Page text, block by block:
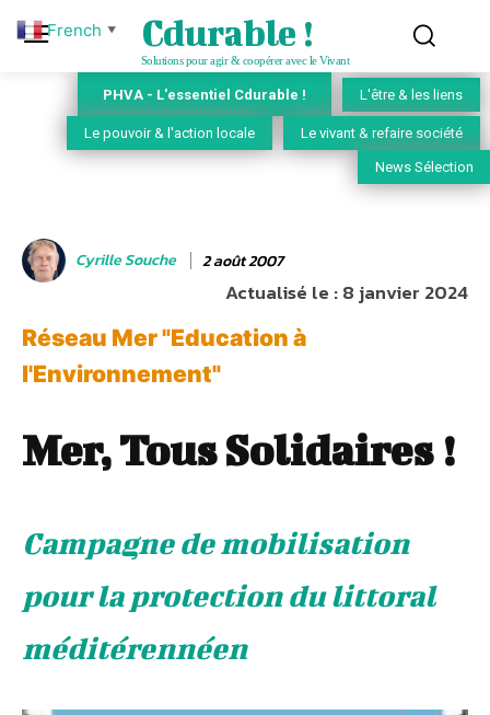
Cdurable !
Solutions pour agir & coopérer avec le Vivant
PHVA - L'essentiel Cdurable ! L'être & les liens
Le pouvoir & l'action locale Le vivant & refaire société
News Sélection
Cyrille Souche 2 août 2007
Actualisé le :8 janvier 2024
Réseau Mer "Education à
l'Environnement"
Mer, Tous Solidaires !
Campagne de mobilisation
pour la protection du littoral
méditérennéen
French ▼